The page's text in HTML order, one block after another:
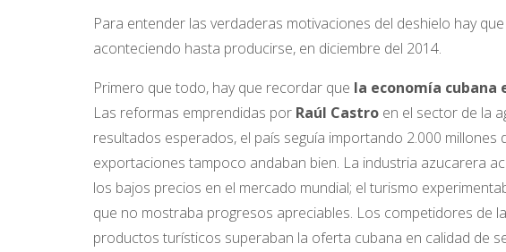
Para entender las verdaderas motivaciones del deshielo hay
aconteciendo hasta producirse, en diciembre del 2014.
Primero que todo, hay que recordar que la economía cubana
Las reformas emprendidas por Raúl Castroen el sector de la
resultados esperados, el país seguía importando 2.000 millones
exportaciones tampoco andaban bien. La industria azucarera
los bajos precios en el mercado mundial; el turismo
que no mostraba progresos apreciables. Los competidores de
productos turísticos superaban la oferta cubana en calidad de